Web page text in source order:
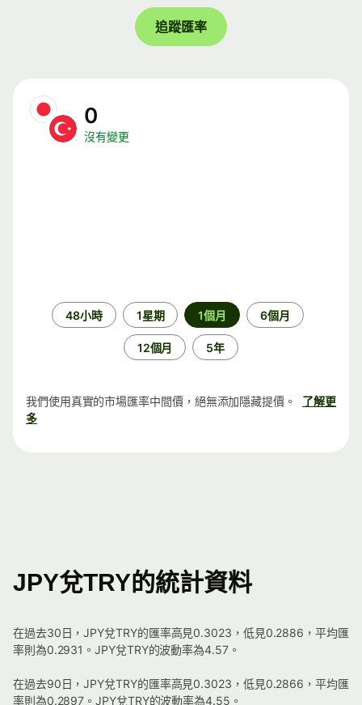
追蹤匯率
0
沒有變更
48小時 1星期 1個月 6個月
12個月 5年
我們使用真實的市場匯率中間價，絕無添加隱藏提價。
了解更
多
JPY兌TRY的統計資料
在過去30日，JPY兌TRY的匯率高見0.3023，低見0.2886，平均匯
率則為0.2931。JPY兌TRY的波動率為4.57。
在過去90日，JPY兌TRY的匯率高見0.3023，低見0.2866，平均匯
率則為0.2897。JPY兌TRY的波動率為4.55。